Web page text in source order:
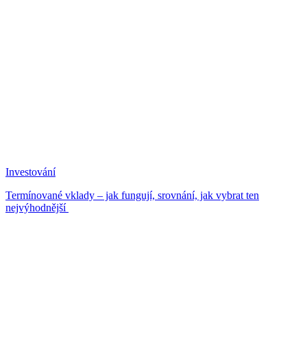
Investování
Termínované vklady – jak fungují, srovnání, jak vybrat ten
nejvýhodnější